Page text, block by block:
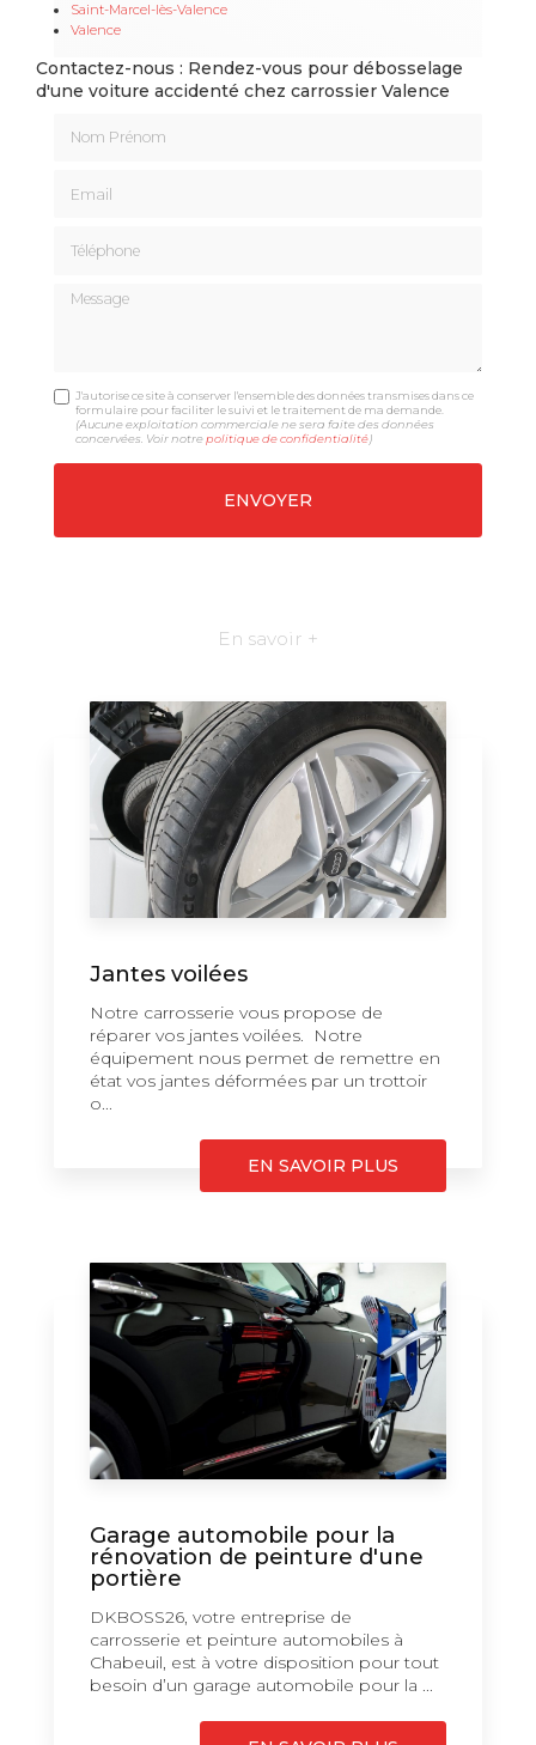
Saint-Marcel-lès-Valence
Valence
Contactez-nous : Rendez-vous pour débosselage
d'une voiture accidenté chez carrossier Valence
Message
J'autorise ce site à conserver l'ensemble des données transmises dans ce
formulaire pour faciliter le suivi et le traitement de ma demande.
(Aucune exploitation commerciale ne sera faite des données
concervées. Voir notrepolitique de confidentialité)
En savoir +
Jantes voilées
Notre carrosserie vous propose de
réparer vos jantes voilées. Notre
équipement nous permet de remettre en
état vos jantes déformées par un trottoir
o...
EN SAVOIR PLUS
Garage automobile pour la
rénovation de peinture d'une
portière
DKBOSS26, votre entreprise de
carrosserie et peinture automobiles à
Chabeuil, est à votre disposition pour tout
besoin d’un garage automobile pour la ...